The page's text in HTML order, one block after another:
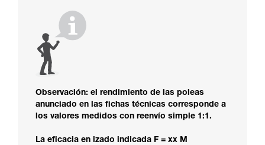
Observación: el rendimiento de las poleas
anunciado en las fichas técnicas corresponde a
los valores medidos con reenvío simple 1:1.
La eficacia en izado indicada F = xx M